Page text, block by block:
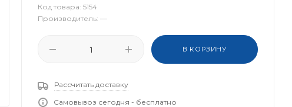
Код товара: 5154
Производитель: —
В КОРЗИНУ
Рассчитать доставку
Самовывоз сегодня - бесплатно